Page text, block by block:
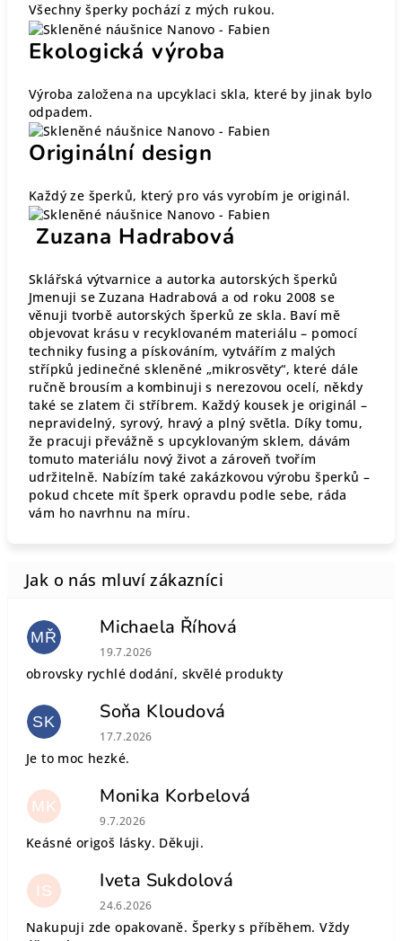
Všechny šperky pochází z mých rukou.
Ekologická výroba
Výroba založena na upcyklaci skla, které by jinak bylo
odpadem.
Originální design
Každý ze šperků, který pro vás vyrobím je originál.
Zuzana Hadrabová
Sklářská výtvarnice a autorka autorských šperků
Jmenuji se Zuzana Hadrabová a od roku 2008 se
věnuji tvorbě autorských šperků ze skla. Baví mě
objevovat krásu v recyklovaném materiálu – pomocí
techniky fusing a pískováním, vytvářím z malých
střípků jedinečné skleněné „mikrosvěty“, které dále
ručně brousím a kombinuji s nerezovou ocelí, někdy
také se zlatem či stříbrem. Každý kousek je originál –
nepravidelný, syrový, hravý a plný světla. Díky tomu,
že pracuji převážně s upcyklovaným sklem, dávám
tomuto materiálu nový život a zároveň tvořím
udržitelně. Nabízím také zakázkovou výrobu šperků –
pokud chcete mít šperk opravdu podle sebe, ráda
vám ho navrhnu na míru.
MŘ Michaela Říhová
Hodnocení obchodu je 5 z 5 hvězdiček.
19.7.2026
obrovsky rychlé dodání, skvělé produkty
SK Soňa Kloudová
Hodnocení obchodu je 5 z 5 hvězdiček.
17.7.2026
Je to moc hezké.
MK Monika Korbelová
Hodnocení obchodu je 5 z 5 hvězdiček.
9.7.2026
Keásné origoš lásky. Děkuji.
IS Iveta Sukdolová
Hodnocení obchodu je 5 z 5 hvězdiček.
24.6.2026
Nakupuji zde opakovaně. Šperky s příběhem. Vždy